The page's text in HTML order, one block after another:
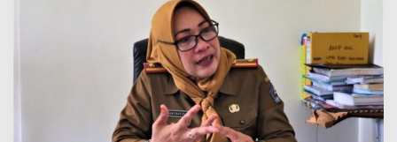
d
r
i
2
0